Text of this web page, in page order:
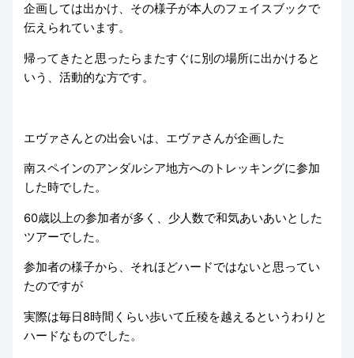
企画しては出かけ、その様子が本人のフェイスブックで
伝えられています。
帰ってきたと思ったらまたすぐに別の場所に出かけると
いう、活動的な方です。
エヴァさんとの出会いは、エヴァさんが企画した
南スペインのアンダルシア地方へのトレッキングに参加
した時でした。
60歳以上の参加者が多く、少人数で和気あいあいとした
ツアーでした。
参加者の様子から、それほどハードではないと思ってい
たのですが
実際は毎日8時間くらい歩いて丘稜を越えるというわりと
ハードなものでした。